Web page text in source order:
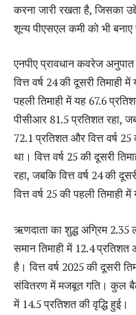
करना जारी रखता है, जिसका
शून्य पीएसएल कमी को भी बनाए
एनपीए प्रावधान कवरेज
वित्त वर्ष 24 की दूसरी तिमाही
पहली तिमाही में यह 67.6
पीसीआर 81.5 प्रतिशत रहा,
72.1 प्रतिशत और वित्त वर्ष
था। वित्त वर्ष 25 की दूसरी
रहा, जबकि वित्त वर्ष 24 की
वित्त वर्ष 25 की पहली
ऋणदाता का शुद्ध अग्रिम
समान तिमाही में 12.4 प्रतिशत
है। वित्त वर्ष 2025 की दूसरी
संवितरण में मजबूत गति। कुल
में 14.5 प्रतिशत की वृद्धि हुई।